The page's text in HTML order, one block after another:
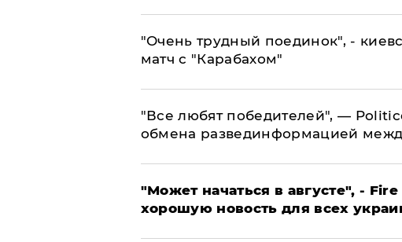
"Очень трудный поединок", -
матч с "Карабахом"
​"Все любят победителей", —
обмена развединформацией
"Может начаться в августе", -
хорошую новость для всех